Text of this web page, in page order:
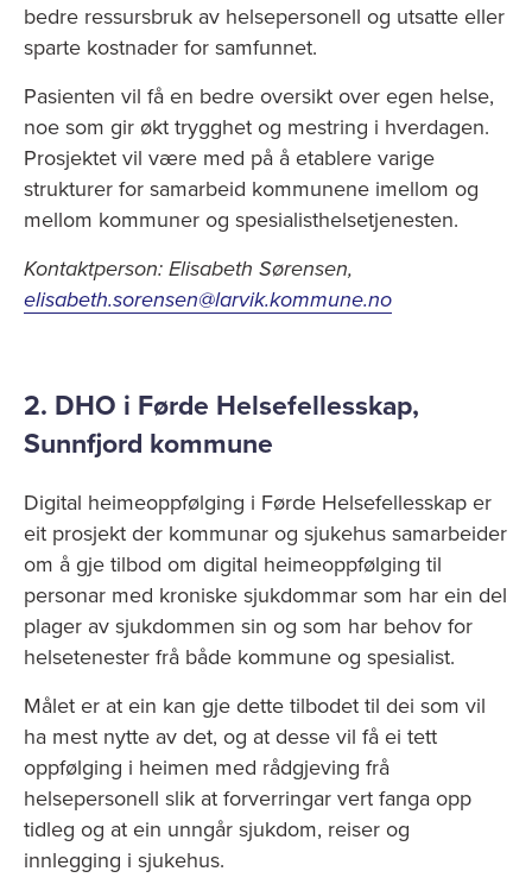
bedre ressursbruk av helsepersonell og utsatte eller
sparte kostnader for samfunnet.
Pasienten vil få en bedre oversikt over egen helse,
noe som gir økt trygghet og mestring i hverdagen.
Prosjektet vil være med på å etablere varige
strukturer for samarbeid kommunene imellom og
mellom kommuner og spesialisthelsetjenesten.
Kontaktperson: Elisabeth Sørensen,
elisabeth.sorensen@larvik.kommune.no
2. DHO i Førde Helsefellesskap,
Sunnfjord kommune
Digital heimeoppfølging i Førde Helsefellesskap er
eit prosjekt der kommunar og sjukehus samarbeider
om å gje tilbod om digital heimeoppfølging til
personar med kroniske sjukdommar som har ein del
plager av sjukdommen sin og som har behov for
helsetenester frå både kommune og spesialist.
Målet er at ein kan gje dette tilbodet til dei som vil
ha mest nytte av det, og at desse vil få ei tett
oppfølging i heimen med rådgjeving frå
helsepersonell slik at forverringar vert fanga opp
tidleg og at ein unngår sjukdom, reiser og
innlegging i sjukehus.